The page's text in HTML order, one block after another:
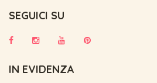
SEGUICI SU
IN EVIDENZA